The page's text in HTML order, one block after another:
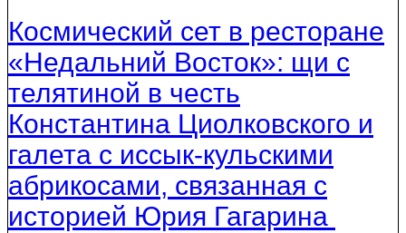
Космический сет в ресторане
«Недальний Восток»: щи с
телятиной в честь
Константина Циолковского и
галета с иссык-кульскими
абрикосами, связанная с
историей Юрия Гагарина